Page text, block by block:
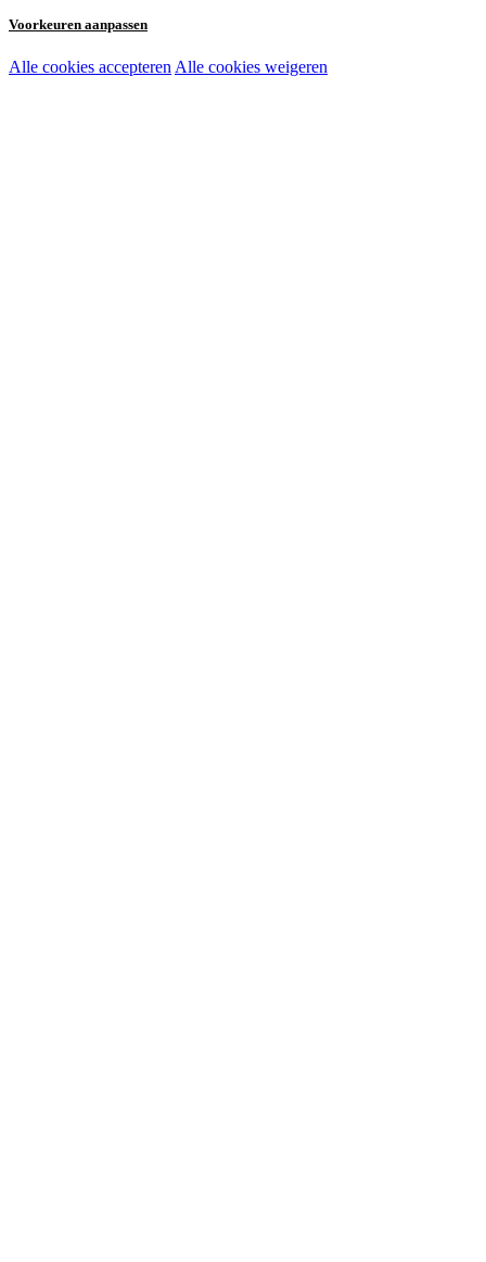
Voorkeuren aanpassen
Noodzakelijke cookies:
Alle cookies accepteren Alle cookies weigeren